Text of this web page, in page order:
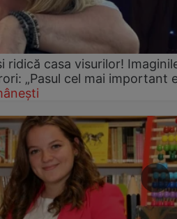
ridică casa visurilor!
„Pasul cel mai important